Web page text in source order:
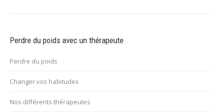
Perdre du poids avec un thérapeute
Perdre du poids
Changer vos habitudes
Nos différents thérapeutes